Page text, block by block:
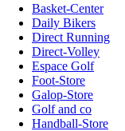
Basket-Center
Daily Bikers
Direct Running
Direct-Volley
Espace Golf
Foot-Store
Galop-Store
Golf and co
Handball-Store